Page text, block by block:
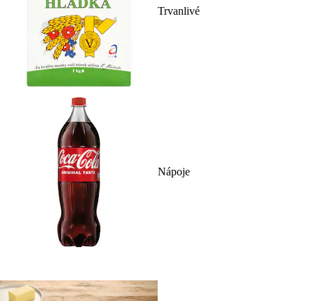
Trvanlivé
Nápoje